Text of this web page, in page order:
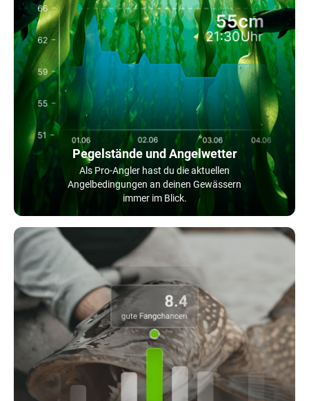
Pegelstände und Angelwetter
Als Pro-Angler hast du die aktuellen
Angelbedingungen an deinen Gewässern
immer im Blick.